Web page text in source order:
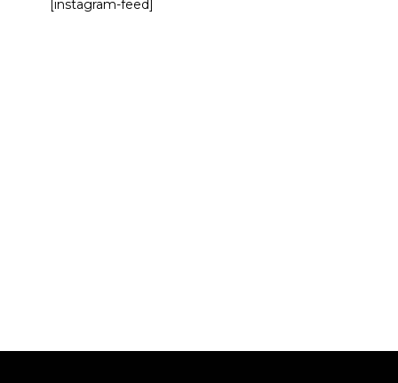
[instagram-feed]